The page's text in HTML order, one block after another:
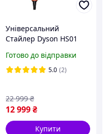
Універсальний
Стайлер Dyson HS01
насадками,
технологією Коанда,
Готово до відправки
5.0 (2)
12 999₴
22 999 ₴
Купити